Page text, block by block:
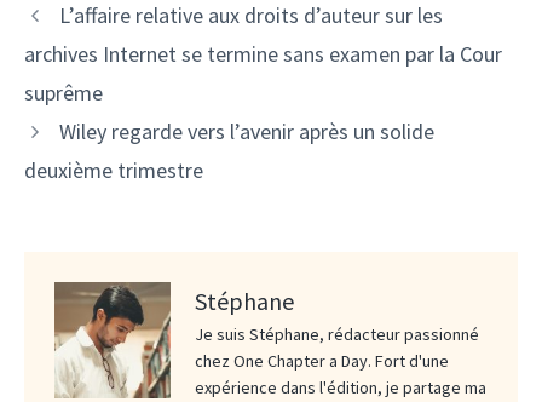
L’affaire relative aux droits d’auteur sur les
archives Internet se termine sans examen par la Cour
suprême
Wiley regarde vers l’avenir après un solide
deuxième trimestre
Stéphane
Je suis Stéphane, rédacteur passionné
chez One Chapter a Day. Fort d'une
expérience dans l'édition, je partage ma